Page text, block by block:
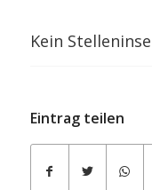
Kein
Eintrag teilen